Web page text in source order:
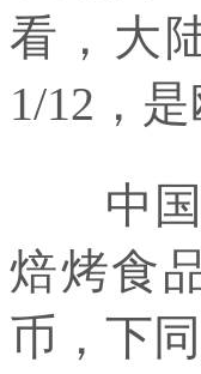
看，大
1/12，
中国
焙烤食
币，下